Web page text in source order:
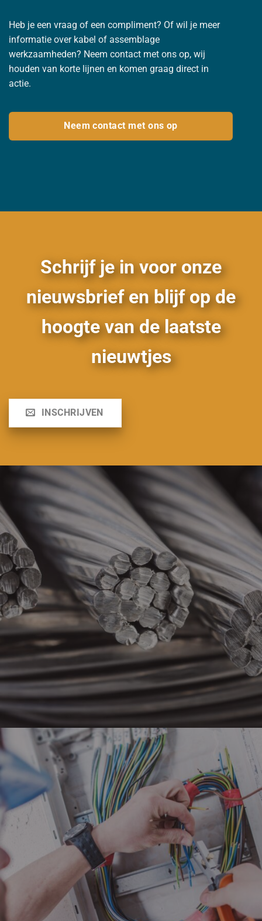
Heb je een vraag of een compliment? Of wil je meer
informatie over kabel of assemblage
werkzaamheden? Neem contact met ons op, wij
houden van korte lijnen en komen graag direct in
actie.
Neem contact met ons op
Schrijf je in voor onze
nieuwsbrief en blijf op de
hoogte van de laatste
nieuwtjes
INSCHRIJVEN